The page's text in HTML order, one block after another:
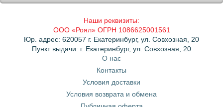
Наши реквизиты:
ООО «Роял» ОГРН 1086625001561
Юр. адрес: 620057 г. Екатеринбург, ул. Совхозная, 20
Пункт выдачи: г. Екатеринбург, ул. Совхозная, 20
О нас
Контакты
Условия доставки
Условия возврата и обмена